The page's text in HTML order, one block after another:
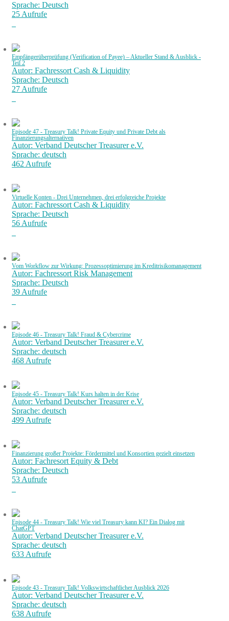
Sprache: Deutsch
25 Aufrufe
Empfängerüberprüfung (Verification of Payee) – Aktueller Stand & Ausblick -
Teil 2
Autor: Fachressort Cash & Liquidity
Sprache: Deutsch
27 Aufrufe
Episode 47 - Treasury Talk! Private Equity und Private Debt als
Finanzierungsalternativen
Autor: Verband Deutscher Treasurer e.V.
Sprache: deutsch
462 Aufrufe
Virtuelle Konten - Drei Unternehmen, drei erfolgreiche Projekte
Autor: Fachressort Cash & Liquidity
Sprache: Deutsch
56 Aufrufe
Vom Workflow zur Wirkung: Prozessoptimierung im Kreditrisikomanagement
Autor: Fachressort Risk Management
Sprache: Deutsch
39 Aufrufe
Episode 46 - Treasury Talk! Fraud & Cybercrime
Autor: Verband Deutscher Treasurer e.V.
Sprache: deutsch
468 Aufrufe
Episode 45 - Treasury Talk! Kurs halten in der Krise
Autor: Verband Deutscher Treasurer e.V.
Sprache: deutsch
499 Aufrufe
Finanzierung großer Projekte: Fördermittel und Konsortien gezielt einsetzen
Autor: Fachresort Equity & Debt
Sprache: Deutsch
53 Aufrufe
Episode 44 - Treasury Talk! Wie viel Treasury kann KI? Ein Dialog mit
ChatGPT
Autor: Verband Deutscher Treasurer e.V.
Sprache: deutsch
633 Aufrufe
Episode 43 - Treasury Talk! Volkswirtschaftlicher Ausblick 2026
Autor: Verband Deutscher Treasurer e.V.
Sprache: deutsch
638 Aufrufe